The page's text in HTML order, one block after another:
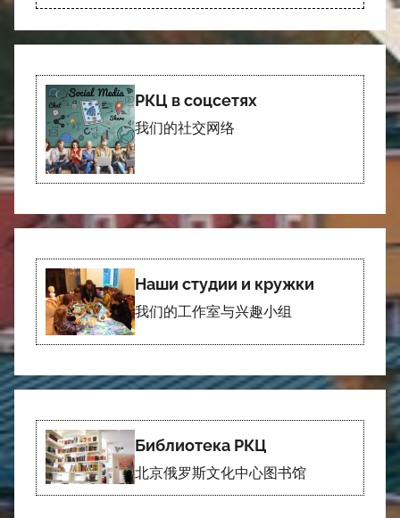
РКЦ в соцсетях
我们的社交网络
Наши студии и кружки
我们的工作室与兴趣小组
Библиотека РКЦ
北京俄罗斯文化中心图书馆